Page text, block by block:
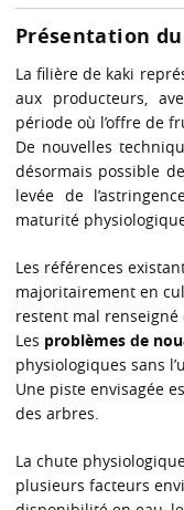
Présentation
La filière de kaki
aux producteurs,
période où l’offre de
De nouvelles
désormais possible
levée de
maturité
Les références
majoritairement en
restent mal renseigné
Les problèmes de
physiologiques sans
Une piste envisagée
des arbres.
La chute
plusieurs facteurs